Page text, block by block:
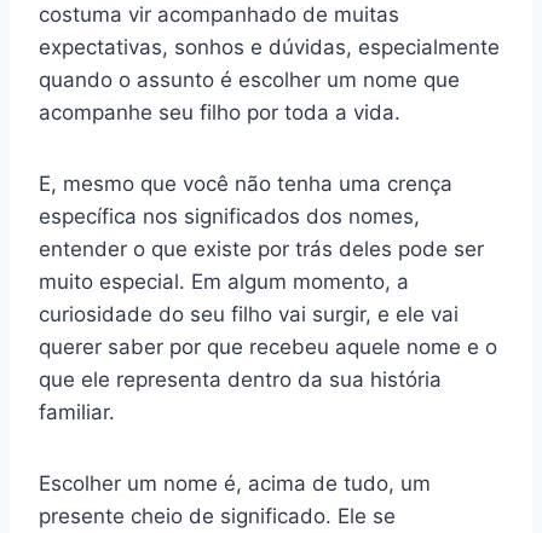
costuma vir acompanhado de muitas
expectativas, sonhos e dúvidas, especialmente
quando o assunto é escolher um nome que
acompanhe seu filho por toda a vida.
E, mesmo que você não tenha uma crença
específica nos significados dos nomes,
entender o que existe por trás deles pode ser
muito especial. Em algum momento, a
curiosidade do seu filho vai surgir, e ele vai
querer saber por que recebeu aquele nome e o
que ele representa dentro da sua história
familiar.
Escolher um nome é, acima de tudo, um
presente cheio de significado. Ele se